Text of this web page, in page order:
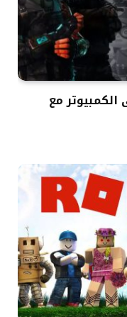
الكمبيوتر مع